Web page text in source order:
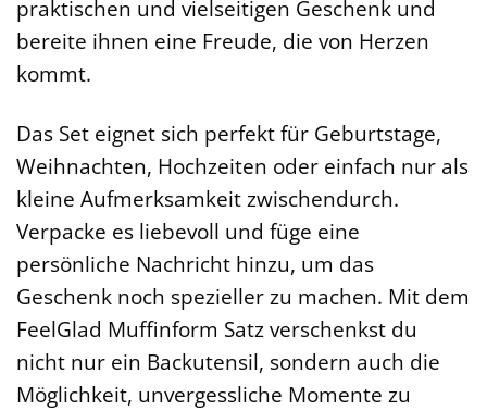
praktischen und vielseitigen Geschenk und
bereite ihnen eine Freude, die von Herzen
kommt.
Das Set eignet sich perfekt für Geburtstage,
Weihnachten, Hochzeiten oder einfach nur als
kleine Aufmerksamkeit zwischendurch.
Verpacke es liebevoll und füge eine
persönliche Nachricht hinzu, um das
Geschenk noch spezieller zu machen. Mit dem
FeelGlad Muffinform Satz verschenkst du
nicht nur ein Backutensil, sondern auch die
Möglichkeit, unvergessliche Momente zu